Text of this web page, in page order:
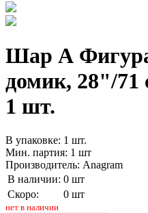
Шар А
домик, 28"/71
1 шт.
В упаковке: 1 шт.
Мин. партия: 1 шт
Производитель: Anagram
В наличии: 0 шт
Скоро:
0 шт
нет в наличии